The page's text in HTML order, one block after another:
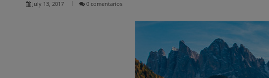
July 13, 2017 0 comentarios